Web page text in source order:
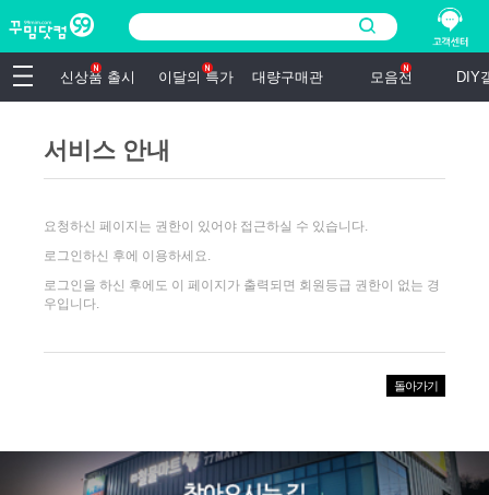
신상품 출시 이달의 특가 대량구매관 모음전 DIY
서비스 안내
요청하신 페이지는 권한이 있어야 접근하실 수 있습니다.
로그인하신 후에 이용하세요.
로그인을 하신 후에도 이 페이지가 출력되면 회원등급 권한이 없는 경
우입니다.